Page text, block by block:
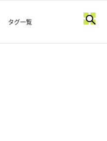
タグ一覧